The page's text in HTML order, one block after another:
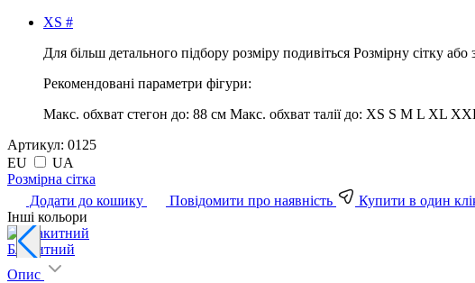
XS #
Для більш детального підбору розміру подивіться Розмірну сітку
Рекомендовані параметри фігури:
Макс. обхват стегон до: 88 см Макс. обхват талії до: XS S M L XL
Артикул: 0125
EU
UA
Pозмірна сітка
Додати до кошику
Повідомити про наявність
Купити в один
Інші кольори
Блакитний
Опис